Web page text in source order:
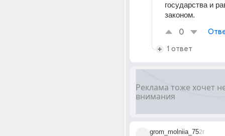
государства и
законом.
0
1 ответ
grom_molniia_752г